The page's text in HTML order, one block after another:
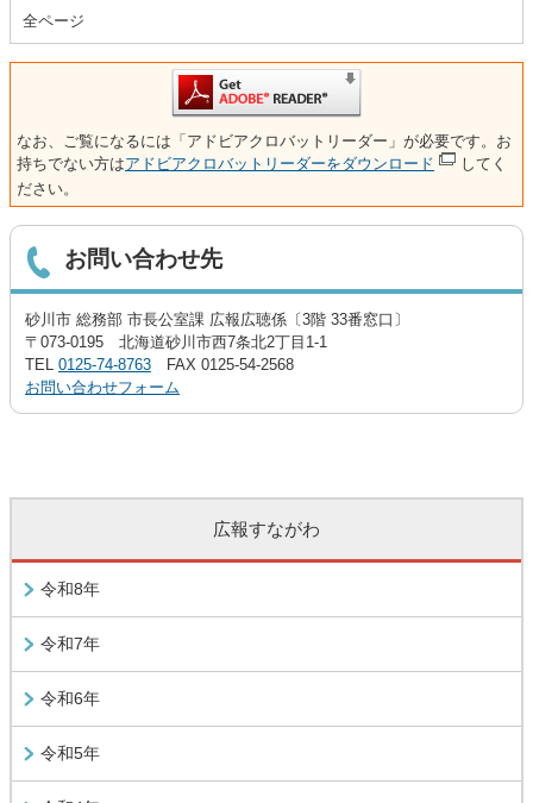
全ページ
なお、ご覧になるには「アドビアクロバットリーダー」が必要です。お
持ちでない方はアドビアクロバットリーダーをダウンロード
してく
ださい。
お問い合わせ先
砂川市 総務部 市長公室課 広報広聴係〔3階 33番窓口〕
〒073-0195 北海道砂川市西7条北2丁目1-1
TEL 0125-74-8763 FAX 0125-54-2568
お問い合わせフォーム
広報すながわ
令和8年
令和7年
令和6年
令和5年